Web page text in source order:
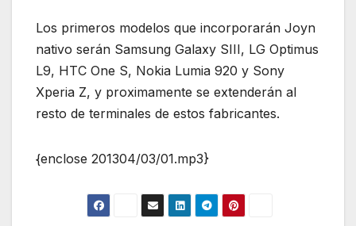
Los primeros modelos que incorporarán Joyn
nativo serán Samsung Galaxy SIII, LG Optimus
L9, HTC One S, Nokia Lumia 920 y Sony
Xperia Z, y proximamente se extenderán al
resto de terminales de estos fabricantes.
{enclose 201304/03/01.mp3}